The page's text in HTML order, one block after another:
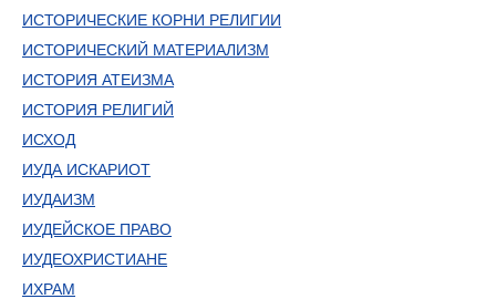
ИСТОРИЧЕСКИЕ КОРНИ РЕЛИГИИ
ИСТОРИЧЕСКИЙ МАТЕРИАЛИЗМ
ИСТОРИЯ АТЕИЗМА
ИСТОРИЯ РЕЛИГИЙ
ИСХОД
ИУДА ИСКАРИОТ
ИУДАИЗМ
ИУДЕЙСКОЕ ПРАВО
ИУДЕОХРИСТИАНЕ
ИХРАМ